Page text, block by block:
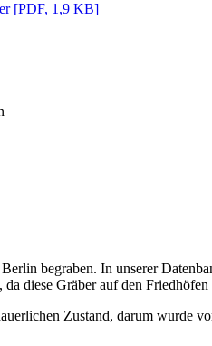
[PDF, 1,9 KB]
begraben. In unserer
diese Gräber auf den
Zustand, darum wurde